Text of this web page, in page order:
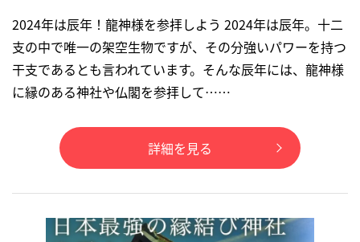
2024年は辰年！龍神様を参拝しよう 2024年は辰年。十二
支の中で唯一の架空生物ですが、その分強いパワーを持つ
干支であるとも言われています。そんな辰年には、龍神様
に縁のある神社や仏閣を参拝して……
詳細を見る